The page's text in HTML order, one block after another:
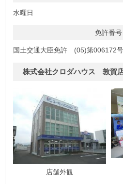
水曜日
免許番号
国土交通大臣免許 (05)第006172号
株式会社クロダハウス 敦賀
店舗外観